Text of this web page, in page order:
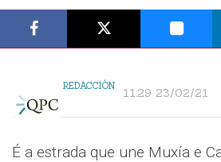
REDACCIÓN 11:29 23/02/21
É a estrada que une Muxía e